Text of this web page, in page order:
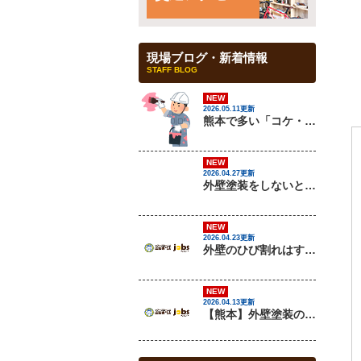
現場ブログ・新着情報
STAFF BLOG
NEW
2026.05.11更新
熊本で多い「コケ・カビ汚れ」の原因と対策を解説
NEW
2026.04.27更新
外壁塗装をしないとどうなる？放置リスクを解説
NEW
2026.04.23更新
外壁のひび割れはすぐ補修すべき？放置するとどうなる？
NEW
2026.04.13更新
【熊本】外壁塗装の最適な時期はいつ？失敗しないタイミングと注意点を解説